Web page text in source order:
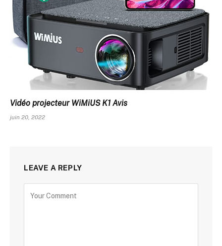
Vidéo projecteur WiMiUS K1 Avis
juin 20, 2022
LEAVE A REPLY